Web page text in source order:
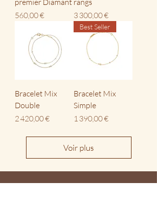
Prix
560,00 €
Prix
3 300,00 €
Bracelet Mix
Double
Prix
2 420,00 €
Best Seller
Bracelet Mix
Simple
Prix
1 390,00 €
Voir plus